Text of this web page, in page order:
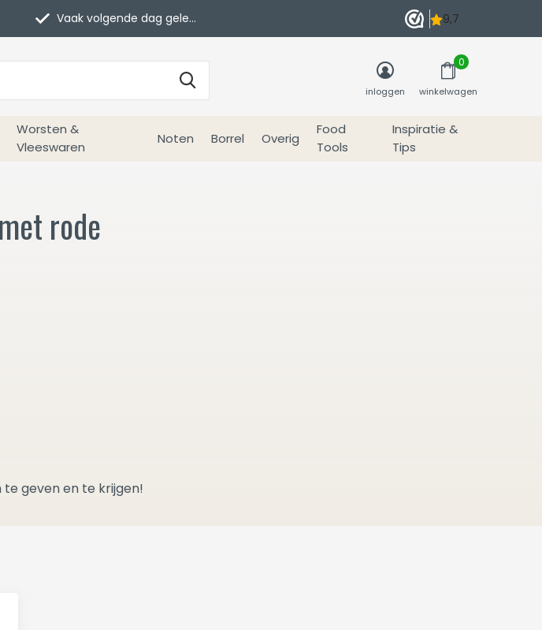
Worsten &
Vleeswaren
Noten Borrel Overig
Food
Tools
Inspiratie &
Tips
inloggen winkelwagen
0
Vaak volgende dag geleverd
rode
te geven en te krijgen!